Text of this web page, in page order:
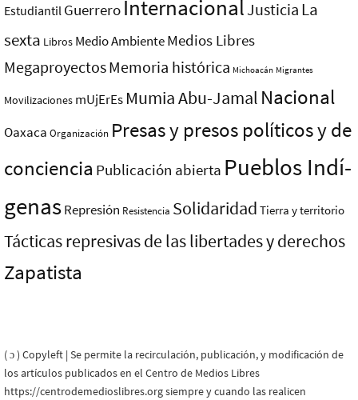
Estudiantil Guerrero InternacionalJusticia La
sexta Libros Medio AmbienteMedios Libres
MegaproyectosMemoria histórica Michoacán Migrantes
Movilizaciones mUjErEs Mumia Abu-Jamal Nacional
Oaxaca Organización Presas y presos polí­ticos y de
conciencia Publicación abierta Pueblos Indí­
genasRepresión Resistencia Solidaridad Tierra y territorio
Tácticas represivas de las libertades y derechos
Zapatista
( ɔ ) Copyleft | Se permite la recirculación, publicación, y modificación de
los artículos publicados en el Centro de Medios Libres
https://centrodemedioslibres.org siempre y cuando las realicen